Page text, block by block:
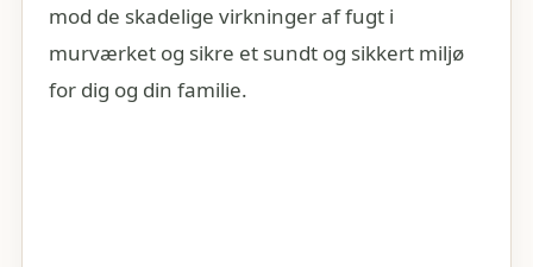
mod de skadelige virkninger af fugt i
murværket og sikre et sundt og sikkert miljø
for dig og din familie.